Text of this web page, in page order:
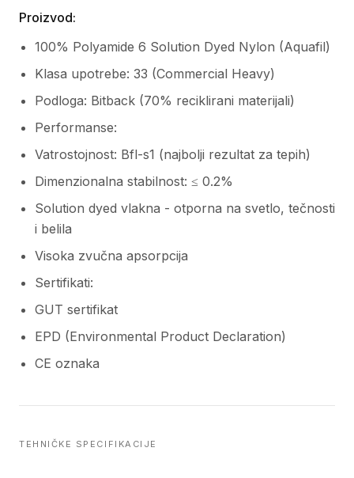
Proizvod:
100% Polyamide 6 Solution Dyed Nylon (Aquafil)
Klasa upotrebe: 33 (Commercial Heavy)
Podloga: Bitback (70% reciklirani materijali)
Performanse:
Vatrostojnost: Bfl-s1 (najbolji rezultat za tepih)
Dimenzionalna stabilnost: ≤ 0.2%
Solution dyed vlakna - otporna na svetlo, tečnosti
i belila
Visoka zvučna apsorpcija
Sertifikati:
GUT sertifikat
EPD (Environmental Product Declaration)
CE oznaka
TEHNIČKE SPECIFIKACIJE